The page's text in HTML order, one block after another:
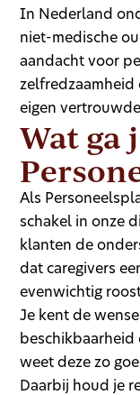
In Nederland
niet-medische
aandacht voor
zelfredzaamheid
eigen
Wat ga
Als
schakel in onze
klanten de
dat caregivers
evenwichtig
Je kent de
beschikbaarheid
weet deze zo
Daarbij houd je